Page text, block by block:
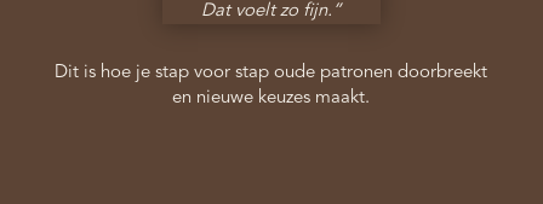
Dat voelt zo fijn.”
Dit is hoe je stap voor stap oude patronen doorbreekt
en nieuwe keuzes maakt.